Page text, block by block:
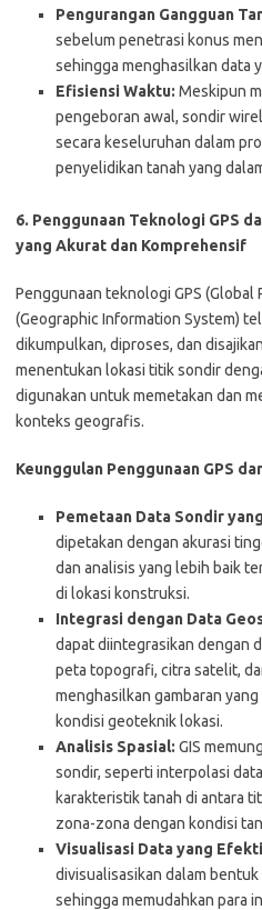
Pengurangan Gangguan
sebelum penetrasi konus
sehingga menghasilkan data
Efisiensi Waktu: Meskipun
pengeboran awal, sondir
secara keseluruhan dalam
penyelidikan tanah yang
6. Penggunaan Teknologi GPS
yang Akurat dan Komprehensif
Penggunaan teknologi GPS (Global
(Geographic Information System)
dikumpulkan, diproses, dan
menentukan lokasi titik sondir
digunakan untuk memetakan dan
konteks geografis.
Keunggulan Penggunaan GPS
Pemetaan Data Sondir
dipetakan dengan akurasi
dan analisis yang lebih baik
di lokasi konstruksi.
Integrasi dengan Data
dapat diintegrasikan dengan
peta topografi, citra satelit,
menghasilkan gambaran
kondisi geoteknik lokasi.
Analisis Spasial: GIS
sondir, seperti interpolasi
karakteristik tanah di antara
zona-zona dengan kondisi
Visualisasi Data yang
divisualisasikan dalam
sehingga memudahkan para